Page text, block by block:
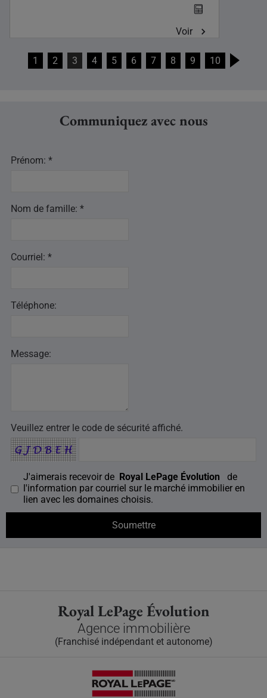
Voir
1 2 3 4 5 6 7 8 9 10
Communiquez avec nous
Prénom: *
Nom de famille: *
Courriel: *
Téléphone:
Message:
Veuillez entrer le code de sécurité affiché.
J'aimerais recevoir de Royal LePage Évolution
de
l'information par courriel sur le marché immobilier en
lien avec les domaines choisis.
Royal LePage Évolution
Agence immobilière
(Franchisé indépendant et autonome)